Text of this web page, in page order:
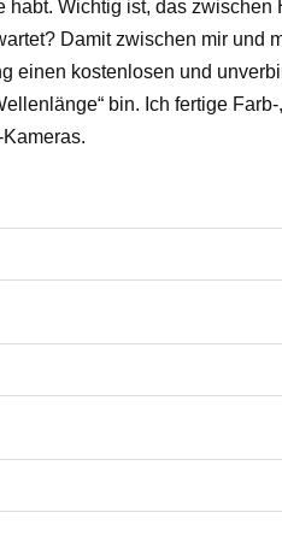
Wichtig ist, das
Damit zwischen mir
einen kostenlosen und
bin. Ich fertige